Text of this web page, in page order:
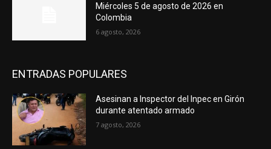
Miércoles 5 de agosto de 2026 en
Colombia
6 agosto, 2026
ENTRADAS POPULARES
Asesinan a Inspector del Inpec en Girón
durante atentado armado
7 agosto, 2026